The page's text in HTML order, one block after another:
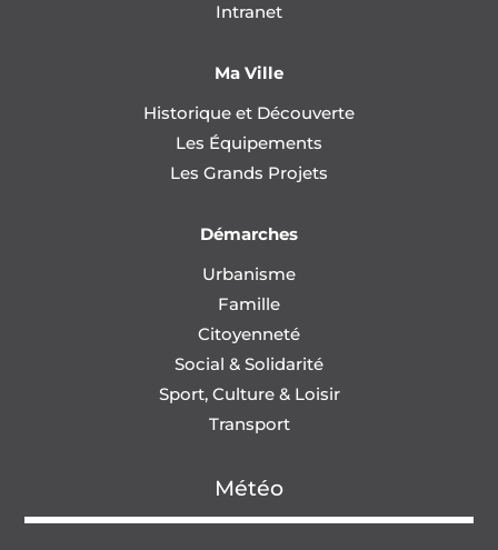
Intranet
Ma Ville
Historique et Découverte
Les Équipements
Les Grands Projets
Démarches
Urbanisme
Famille
Citoyenneté
Social & Solidarité
Sport, Culture & Loisir
Transport
Météo